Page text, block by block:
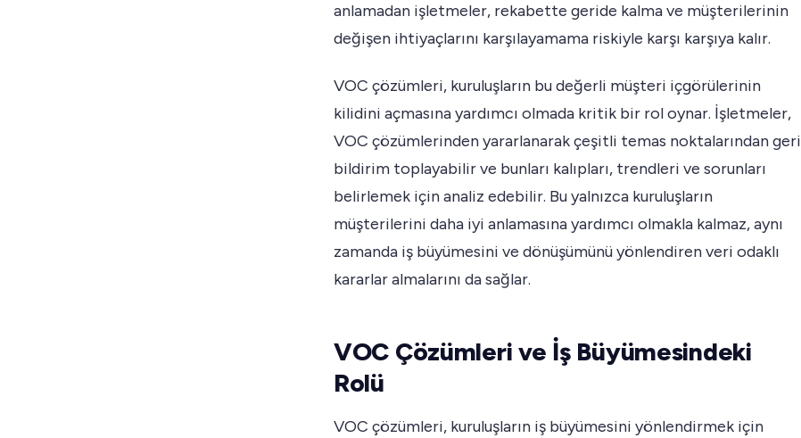
anlamadan işletmeler, rekabette geride kalma ve müşterilerinin
değişen ihtiyaçlarını karşılayamama riskiyle karşı karşıya kalır.
VOC çözümleri, kuruluşların bu değerli müşteri içgörülerinin
kilidini açmasına yardımcı olmada kritik bir rol oynar. İşletmeler,
VOC çözümlerinden yararlanarak çeşitli temas noktalarından geri
bildirim toplayabilir ve bunları kalıpları, trendleri ve sorunları
belirlemek için analiz edebilir. Bu yalnızca kuruluşların
müşterilerini daha iyi anlamasına yardımcı olmakla kalmaz, aynı
zamanda iş büyümesini ve dönüşümünü yönlendiren veri odaklı
kararlar almalarını da sağlar.
VOC Çözümleri ve İş Büyümesindeki
Rolü
VOC çözümleri, kuruluşların iş büyümesini yönlendirmek için